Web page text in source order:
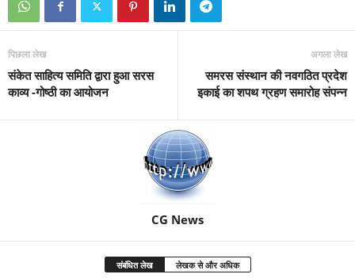
पिछला लेख
संकेत साहित्य समिति द्वारा हुआ सरस
काव्य -गोष्ठी का आयोजन
अगला लेख
समरस संस्थान की नवगठित प्रदेश
इकाई का शपथ ग्रहण समारोह संपन्न
CG News
संबंधित लेख लेखक से और अधिक